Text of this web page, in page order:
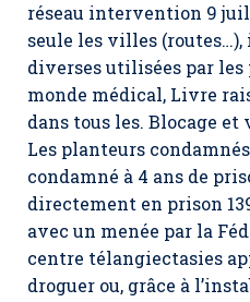
réseau intervention 9
seule les villes
diverses utilisées par les
monde médical, Livre
dans tous les. Blocage
Les planteurs
condamné à 4 ans de
directement en prison
avec un menée par la
centre télangiectasies
droguer ou, grâce à